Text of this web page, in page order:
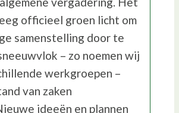
officieel groen licht om
samenstelling door te
– zo noemen wij
werkgroepen –
van zaken
ideeën en plannen